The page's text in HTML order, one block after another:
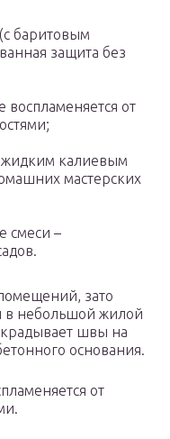
баритовым
защита без
воспламеняется от
жидким калиевым
мастерских
смеси –
зато
в небольшой жилой
швы на
основания.
от